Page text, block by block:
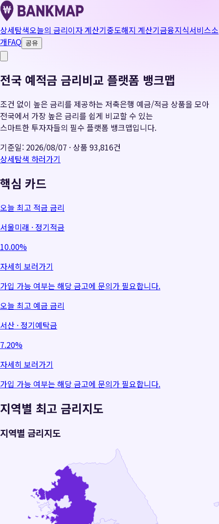
상세탐색오늘의 금리이자 계산기중도해지 계산기금융지식서비스소
개FAQ 공유
전국 예적금 금리비교 플랫폼 뱅크맵
조건 없이 높은 금리를 제공하는 저축은행 예금/적금 상품을 모아
전국에서 가장 높은 금리를 쉽게 비교할 수 있는
스마트한 투자자들의 필수 플랫폼 뱅크맵입니다.
기준일: 2026/08/07 · 상품 93,816건
상세탐색 하러가기
핵심 카드
오늘 최고 적금 금리
서울미래 · 정기적금
10.00%
자세히 보러가기
가입 가능 여부는 해당 금고에 문의가 필요합니다.
오늘 최고 예금 금리
서산 · 정기예탁금
7.20%
자세히 보러가기
가입 가능 여부는 해당 금고에 문의가 필요합니다.
지역별 최고 금리지도
지역별 금리지도